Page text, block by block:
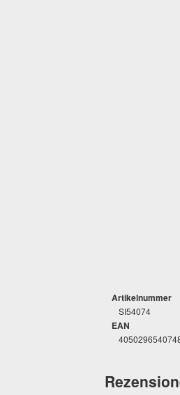
Artikelnummer
SI54074
EAN